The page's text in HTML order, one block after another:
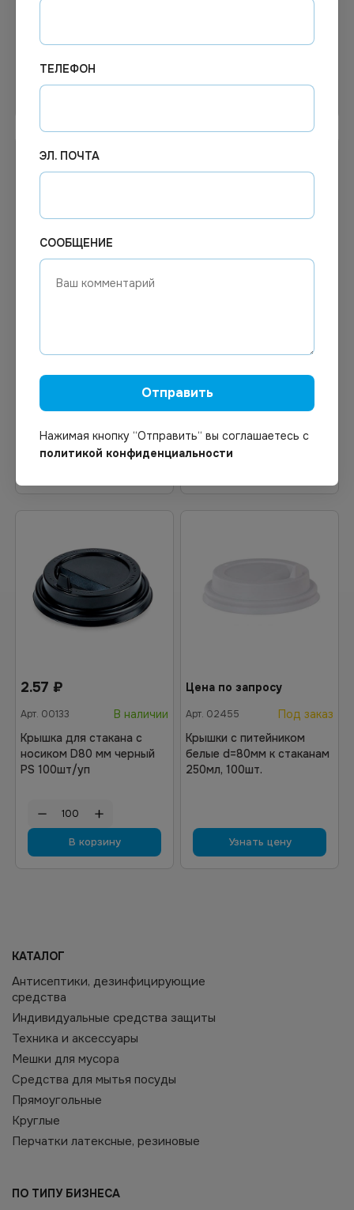
100шт/уп
прозрачная 80мм 50шт/
мм черная PS 100*2000
матовая D=90мм КЛАПАН
ПП цвет Красный 50шт/уп
2.57 ₽
Арт. 00133
В наличии
Крышка для стакана с
носиком D80 мм черный
PS 100шт/уп
В корзину
Цена по запросу
Арт. 02455
Под заказ
Крышки с питейником
белые d=80мм к стаканам
250мл, 100шт.
Узнать цену
КАТАЛОГ
Антисептики, дезинфицирующие
средства
Индивидуальные средства защиты
Техника и аксессуары
Мешки для мусора
Средства для мытья посуды
Прямоугольные
Круглые
Перчатки латексные, резиновые
ПО ТИПУ БИЗНЕСА
ТЕЛЕФОН
ЭЛ. ПОЧТА
СООБЩЕНИЕ
Отправить
Нажимая кнопку “Отправить“ вы соглашаетесь с
политикой конфиденциальности